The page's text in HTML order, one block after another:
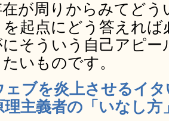
が周りからみてど
起点にどう答えれば
そういう自己アピ
いものです。
ェブを炎上させるイ
理主義者の「いなし方